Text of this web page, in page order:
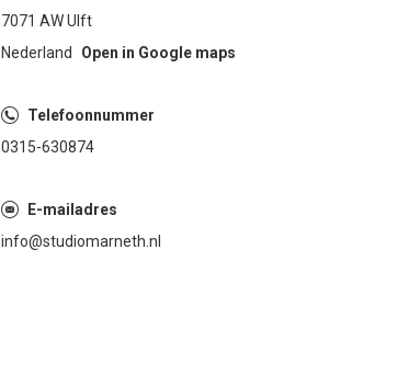
7071 AW Ulft
Nederland
Open in Google maps
Telefoonnummer
0315-630874
E-mailadres
info@studiomarneth.nl